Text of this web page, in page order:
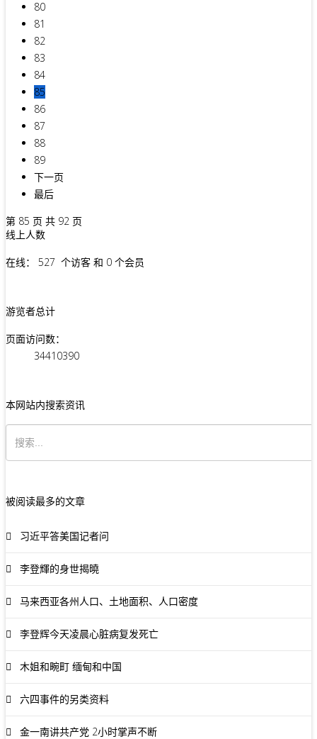
80
81
82
83
84
85
86
87
88
89
下一页
最后
第 85 页 共 92 页
线上人数
在线： 527 个访客 和 0 个会员
游览者总计
页面访问数：
34410390
本网站内搜索资讯
被阅读最多的文章
习近平答美国记者问
李登輝的身世揭曉
马来西亚各州人口、土地面积、人口密度
李登辉今天凌晨心脏病复发死亡
木姐和畹町 缅甸和中国
六四事件的另类资料
金一南讲共产党 2小时掌声不断